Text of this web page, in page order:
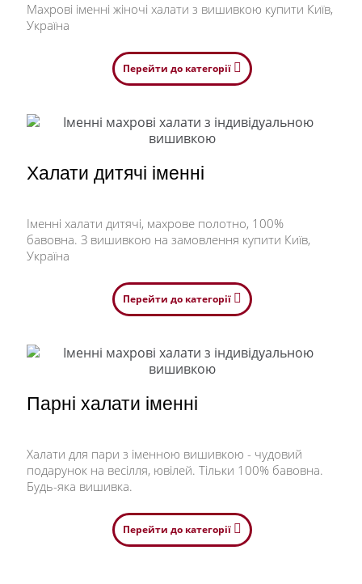
Махрові іменні жіночі халати з вишивкою купити Київ,
Україна
Перейти до категорії
Халати дитячі іменні
Іменні халати дитячі, махрове полотно, 100%
бавовна. З вишивкою на замовлення купити Київ,
Україна
Перейти до категорії
Парні халати іменні
Халати для пари з іменною вишивкою - чудовий
подарунок на весілля, ювілей. Тільки 100% бавовна.
Будь-яка вишивка.
Перейти до категорії